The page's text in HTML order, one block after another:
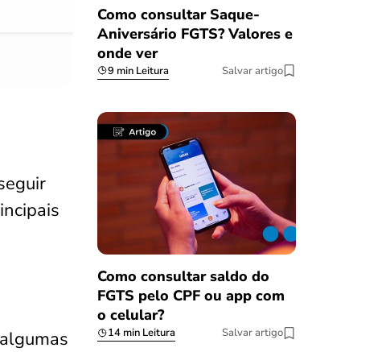
Como consultar Saque-
Aniversário FGTS? Valores e
onde ver
9 min Leitura Salvar artigo
Como consultar saldo do
FGTS pelo CPF ou app com
o celular?
14 min Leitura Salvar artigo